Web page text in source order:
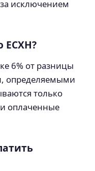
исключением
ЕСХН?
6% от разницы
определяемыми
только
оплаченные